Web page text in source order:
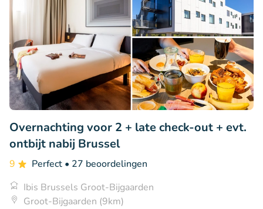
Overnachting voor 2 + late check-out + evt.
ontbijt nabij Brussel
9 Perfect • 27 beoordelingen
Ibis Brussels Groot-Bijgaarden
Groot-Bijgaarden (9km)